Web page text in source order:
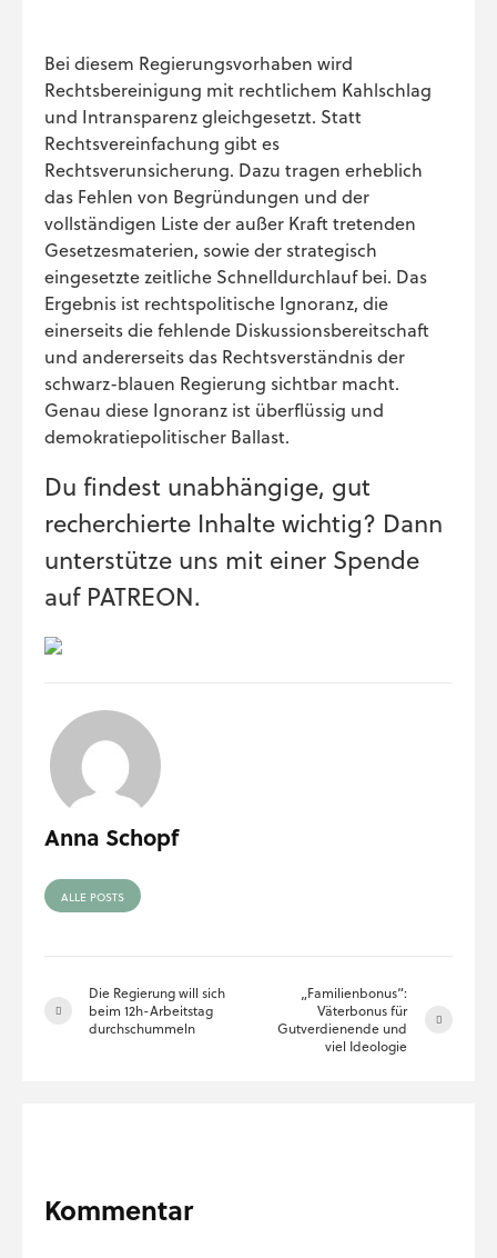
Bei diesem Regierungsvorhaben wird
Rechtsbereinigung mit rechtlichem Kahlschlag
und Intransparenz gleichgesetzt. Statt
Rechtsvereinfachung gibt es
Rechtsverunsicherung. Dazu tragen erheblich
das Fehlen von Begründungen und der
vollständigen Liste der außer Kraft tretenden
Gesetzesmaterien, sowie der strategisch
eingesetzte zeitliche Schnelldurchlauf bei. Das
Ergebnis ist rechtspolitische Ignoranz, die
einerseits die fehlende Diskussionsbereitschaft
und andererseits das Rechtsverständnis der
schwarz-blauen Regierung sichtbar macht.
Genau diese Ignoranz ist überflüssig und
demokratiepolitischer Ballast.
Du findest unabhängige, gut
recherchierte Inhalte wichtig? Dann
unterstütze uns mit einer Spende
auf PATREON.
Anna Schopf
ALLE POSTS
Die Regierung will sich
beim 12h-Arbeitstag
durchschummeln
„Familienbonus“:
Väterbonus für
Gutverdienende und
viel Ideologie
Kommentar